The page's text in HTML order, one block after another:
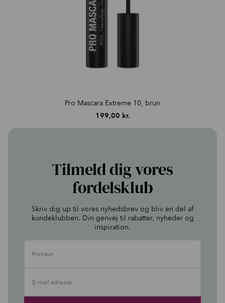
Pro Mascara Extreme 10, brun
199,00 kr.
Tilmeld dig vores
fordelsklub
Skriv dig up til vores nyhedsbrev og bliv en del af
kundeklubben. Din genvej til rabatter, nyheder og
inspiration.
Fornavn
E-mail adresse